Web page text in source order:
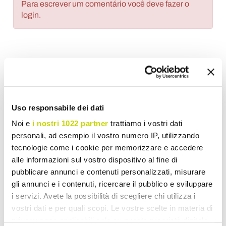
Uso responsabile dei dati
Noi e i nostri 1022 partner trattiamo i vostri dati
personali, ad esempio il vostro numero IP, utilizzando
tecnologie come i cookie per memorizzare e accedere
alle informazioni sul vostro dispositivo al fine di
pubblicare annunci e contenuti personalizzati, misurare
gli annunci e i contenuti, ricercare il pubblico e sviluppare
i servizi. Avete la possibilità di scegliere chi utilizza i
vostri dati e per quali scopi. Le vostre scelte in materia di
Para escrever um comentário você deve fazer o
login.
Armários